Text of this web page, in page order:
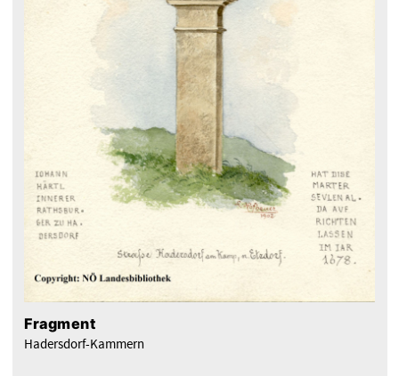
Fragment
Hadersdorf-Kammern